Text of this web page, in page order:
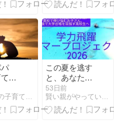
パ
実
１
、
と
塾長パパの子育て＆教育研究所
この夏を逃す
と、あなたの
お子さんは
「本来の学
力」を発揮で
53日前
賢い親がやっている「できない」子を『できる』ようにする方法。